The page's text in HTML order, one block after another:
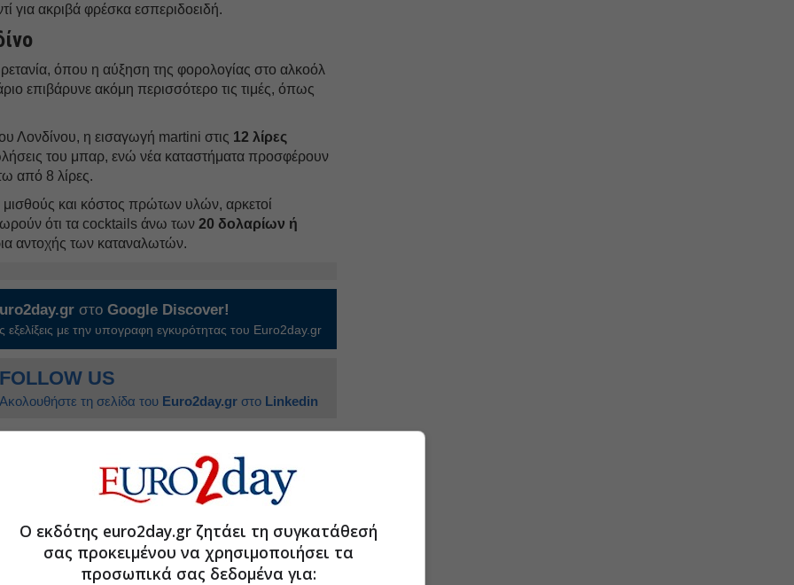
για ακριβά φρέσκα εσπεριδοειδή.
όπου η αύξηση της φορολογίας στο αλκοόλ
επιβάρυνε ακόμη περισσότερο τις τιμές, όπως
Λονδίνου, η εισαγωγή martini στις 12 λίρες
του μπαρ, ενώ νέα καταστήματα προσφέρουν
από 8 λίρες.
μισθούς και κόστος πρώτων υλών, αρκετοί
ότι τα cocktails άνω των20 δολαρίων ή
αντοχής των καταναλωτών.
στοGoogle Discover!
εξελίξεις με την υπογραφη εγκυρότητας του Euro2day.gr
FOLLOW US
Ακολουθήστε τη σελίδα του Euro2day.gr στο Linkedin
εστίασης
αφορολόγητου από τα €3.600 τον χρόνο σε
Ο εκδότης euro2day.gr ζητάει τη συγκατάθεσή
σας προκειμένου να χρησιμοποιήσει τα
προσωπικά σας δεδομένα για: